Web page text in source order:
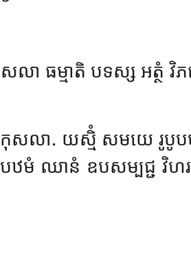
ធម្មាតិ បទស្ស អត្ថំ វិភ
កុសលា. យស្មិំ សមយេ រូបូបប
បឋមំ ឈានំ ឧបសម្បជ្ជ វិហ